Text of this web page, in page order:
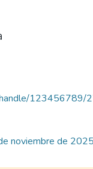
123456789/
noviembre de 2025